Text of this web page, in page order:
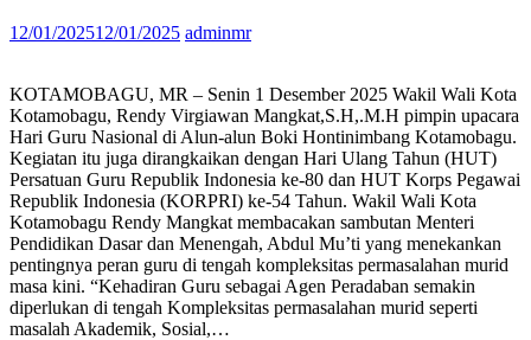
12/01/202512/01/2025 adminmr
KOTAMOBAGU, MR – Senin 1 Desember 2025 Wakil Wali Kota
Kotamobagu, Rendy Virgiawan Mangkat,S.H,.M.H pimpin upacara
Hari Guru Nasional di Alun-alun Boki Hontinimbang Kotamobagu.
Kegiatan itu juga dirangkaikan dengan Hari Ulang Tahun (HUT)
Persatuan Guru Republik Indonesia ke-80 dan HUT Korps Pegawai
Republik Indonesia (KORPRI) ke-54 Tahun. Wakil Wali Kota
Kotamobagu Rendy Mangkat membacakan sambutan Menteri
Pendidikan Dasar dan Menengah, Abdul Mu’ti yang menekankan
pentingnya peran guru di tengah kompleksitas permasalahan murid
masa kini. “Kehadiran Guru sebagai Agen Peradaban semakin
diperlukan di tengah Kompleksitas permasalahan murid seperti
masalah Akademik, Sosial,…